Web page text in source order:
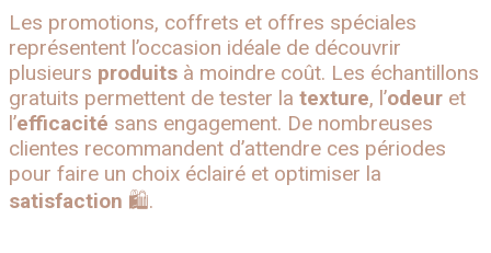
Les promotions, coffrets et offres spéciales
représentent l’occasion idéale de découvrir
plusieurs produits à moindre coût. Les échantillons
gratuits permettent de tester la texture, l’odeur et
l’efficacité sans engagement. De nombreuses
clientes recommandent d’attendre ces périodes
pour faire un choix éclairé et optimiser la
satisfaction 🛍️.